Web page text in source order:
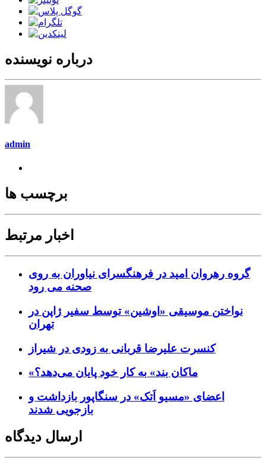
درباره نویسنده
admin
برچسب ها
اخبار مرتبط
گروه رهروان امید در فرهنگسرای نیاوران به روی
صحنه می رود
نواختن موسیقی «اوشین» توسط سفیر ژاپن در
تهران
کنسرت علیرضا قربانی به زودی در شیراز
«ماکان بند» به کار خود پایان می‌دهد؟
اعضای «مسیو اَتک» در سنگاپور بازداشت و
بازجویی شدند
ارسال دیدگاه